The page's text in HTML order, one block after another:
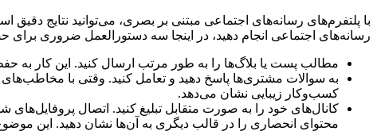
با پلتفرم‌های رسانه‌های اجتماعی مبتنی بر بصری، می‌توانید نتایج دقیق
رسانه‌های اجتماعی انجام دهید، در اینجا سه ​​دستورالعمل ضروری برای
مطالب پست یا بلاگ‌ها را به طور مرتب ارسال کنید. این کار به
به سوالات مشتری‌ها پاسخ دهید و تعامل کنید. وقتی با مخاطب‌های
کسب‌و‌کار زیبایی نشان می‌دهد.
کانال‌های خود را به صورت متقابل تبلیغ کنید. اتصال
محتوای انحصاری را در قالب دیگری به آن‌ها نشان دهید. این